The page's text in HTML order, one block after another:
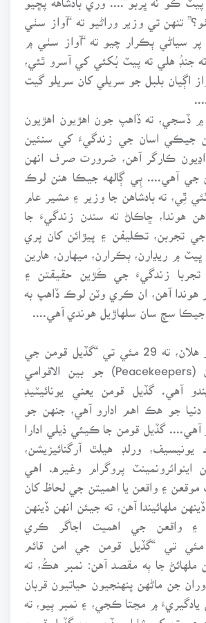
تنهن تي وزير وراڻيو ته “آواز سٺي
پر سياڻي ٻڪرار چيو ته “آواز سٺي ۾
جنڊُ هلي ته پيٽ بُکئي کي آسرو ٿئي،
اڳيان بلبل جو سريلي کان سريلو گيت
۾ ڏسجي، ته ڏاهپ جون اهڙيون اهڙيون
جيڪي اسان جي زندگيءَ کي سنئين
ڪارگر آهن، ضرورت صرف انهن
جي آهي.... ٻِي ڳالهه جيڪا هنن لوڪ
ٿِي، ته بادشاهن جا وزير ۽ مشير عام
هوندا، ڇاڪاڻ ته سندن زندگيءَ جا
جي تجربن، تڪليفن ۽ پيڙائن کان پري
ڀيٽ ۾ ريڍارن، ٻڪرارن، ميهارن، هارين
تجربا زندگيءَ جي ڪَڙين حقيقتن ۽
هوندا آهن، ان ڪري وٽن لوڪ ڏاهپ به
جيڪا سچ سان سلهاڙيل هوندي آهي....
اوهان کي ٻڌائيندو هلان، ته 29 مئي تي “گڏيل قومن جي
امن قائم رکندڙن (Peacekeepers) جو بين الاقوامي
آهي. گڏيل قومن يعني يونائيٽيڊ
دنيا جو هڪ اهم ادارو آهي، جنهن جو
آهي.... گڏيل قومن جا ڪيئي ذيلي ادارا
ورلڊ هيلٿ آرگنائيزيشن،
اينوائرونمينٽ پروگرام وغيره. اهي
موقعن ۽ واقعن يا اهميتن جي لحاظ کان
ملهائيندا آهن، ته جيئن انهن ڏينهن
۽ واقعن جي اهميت اجاگر ڪري
29 مئي تي “گڏيل قومن جي امن قائم
ملهائڻ جا ٻه مقصد آهن: نمبر هڪُ، ته
جن ماڻهن پنهنجيون حياتيون قربان
۾ مڃتا ڪجي، ۽ نمبر ٻيو، ته
عورتن کي شاباس ڏجي جن گڏيل قومن